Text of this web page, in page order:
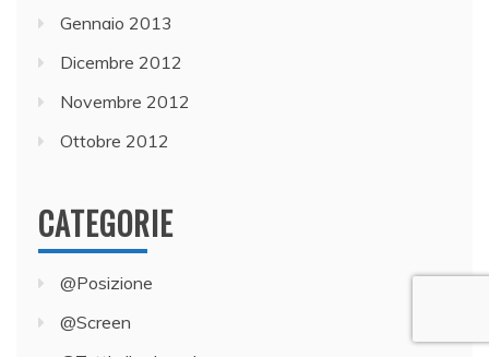
Gennaio 2013
Dicembre 2012
Novembre 2012
Ottobre 2012
CATEGORIE
@Posizione
@Screen